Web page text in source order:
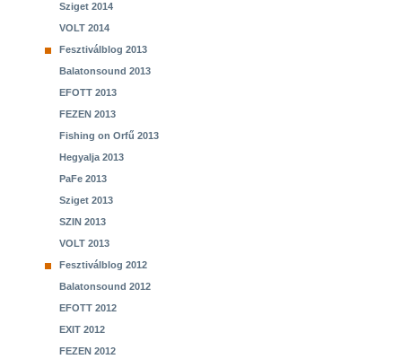
Sziget 2014
VOLT 2014
Fesztiválblog 2013
Balatonsound 2013
EFOTT 2013
FEZEN 2013
Fishing on Orfű 2013
Hegyalja 2013
PaFe 2013
Sziget 2013
SZIN 2013
VOLT 2013
Fesztiválblog 2012
Balatonsound 2012
EFOTT 2012
EXIT 2012
FEZEN 2012